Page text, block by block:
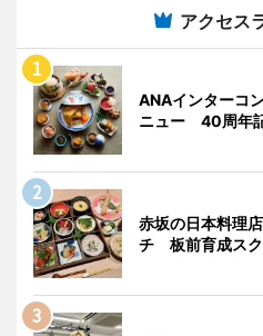
アクセス
ANAインターコ
ニュー 40周年
赤坂の日本料理
チ 板前育成ス